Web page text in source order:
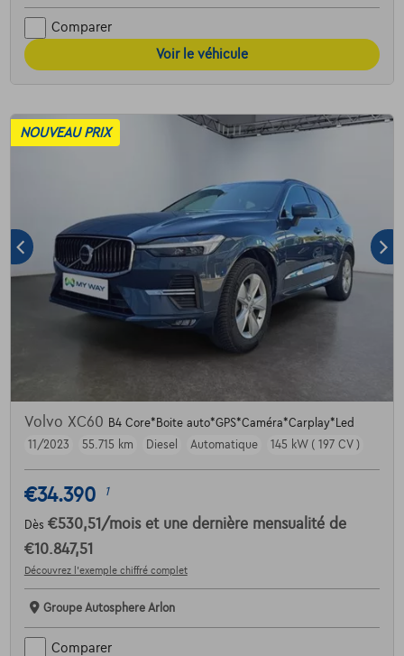
Comparer
Voir le véhicule
NOUVEAU PRIX
Volvo XC60 B4 Core*Boite auto*GPS*Caméra*Carplay*Led
11/2023
55.715 km Diesel Automatique 145 kW ( 197 CV )
€34.390 1
Dès €530,51 /mois et une dernière mensualité de
€10.847,51
Découvrez l’exemple chiffré complet
Groupe Autosphere Arlon
Comparer